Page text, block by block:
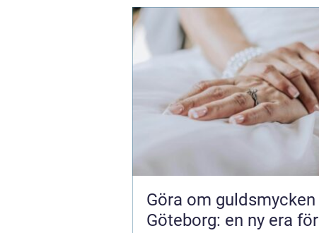
Göra om guldsmycken
Göteborg: en ny era för